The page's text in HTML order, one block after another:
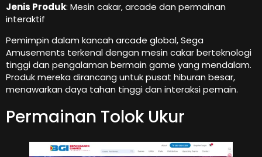
Jenis Produk: Mesin cakar, arcade dan permainan
interaktif
Pemimpin dalam kancah arcade global, Sega
Amusements terkenal dengan mesin cakar berteknologi
tinggi dan pengalaman bermain game yang mendalam.
Produk mereka dirancang untuk pusat hiburan besar,
menawarkan daya tahan tinggi dan interaksi pemain.
Permainan Tolok Ukur